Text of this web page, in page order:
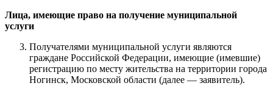
Лица, имеющие право на получение муниципальной
услуги
Получателями муниципальной услуги являются
граждане Российской Федерации, имеющие (имевшие)
регистрацию по месту жительства на территории города
Ногинск, Московской области (далее — заявитель).